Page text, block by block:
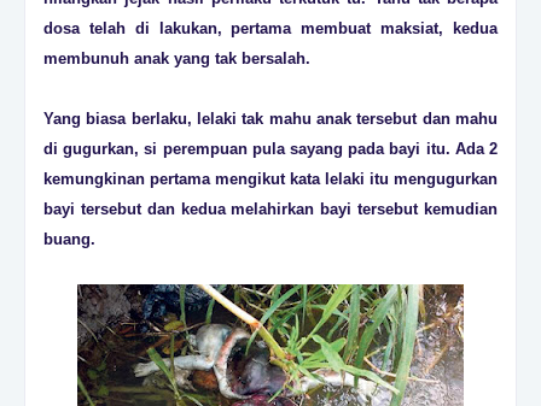
dosa telah di lakukan, pertama membuat maksiat, kedua
membunuh anak yang tak bersalah.
Yang biasa berlaku, lelaki tak mahu anak tersebut dan mahu
di gugurkan, si perempuan pula sayang pada bayi itu. Ada 2
kemungkinan pertama mengikut kata lelaki itu mengugurkan
bayi tersebut dan kedua melahirkan bayi tersebut kemudian
buang.